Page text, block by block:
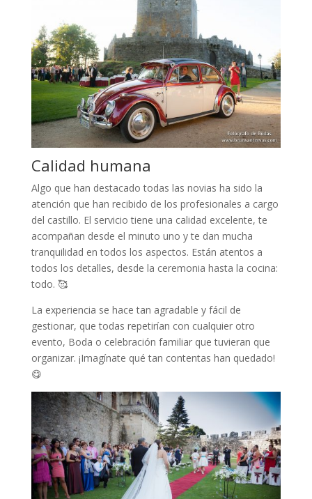
Calidad humana
Algo que han destacado todas las novias ha sido la
atención que han recibido de los profesionales a cargo
del castillo. El servicio tiene una calidad excelente, te
acompañan desde el minuto uno y te dan mucha
tranquilidad en todos los aspectos. Están atentos a
todos los detalles, desde la ceremonia hasta la cocina:
todo. 🥰
La experiencia se hace tan agradable y fácil de
gestionar, que todas repetirían con cualquier otro
evento, Boda o celebración familiar que tuvieran que
organizar. ¡Imagínate qué tan contentas han quedado!
😋